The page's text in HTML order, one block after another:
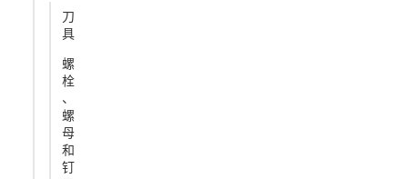
刀
具
螺
栓
、
螺
母
和
钉